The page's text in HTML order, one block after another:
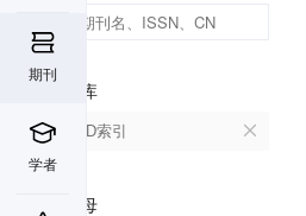
期刊
学者
数据库
CSCD索引
首字母